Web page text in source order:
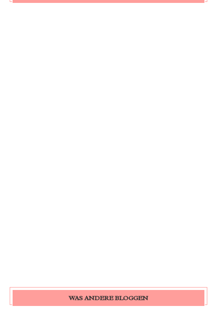
WAS ANDERE BLOGGEN